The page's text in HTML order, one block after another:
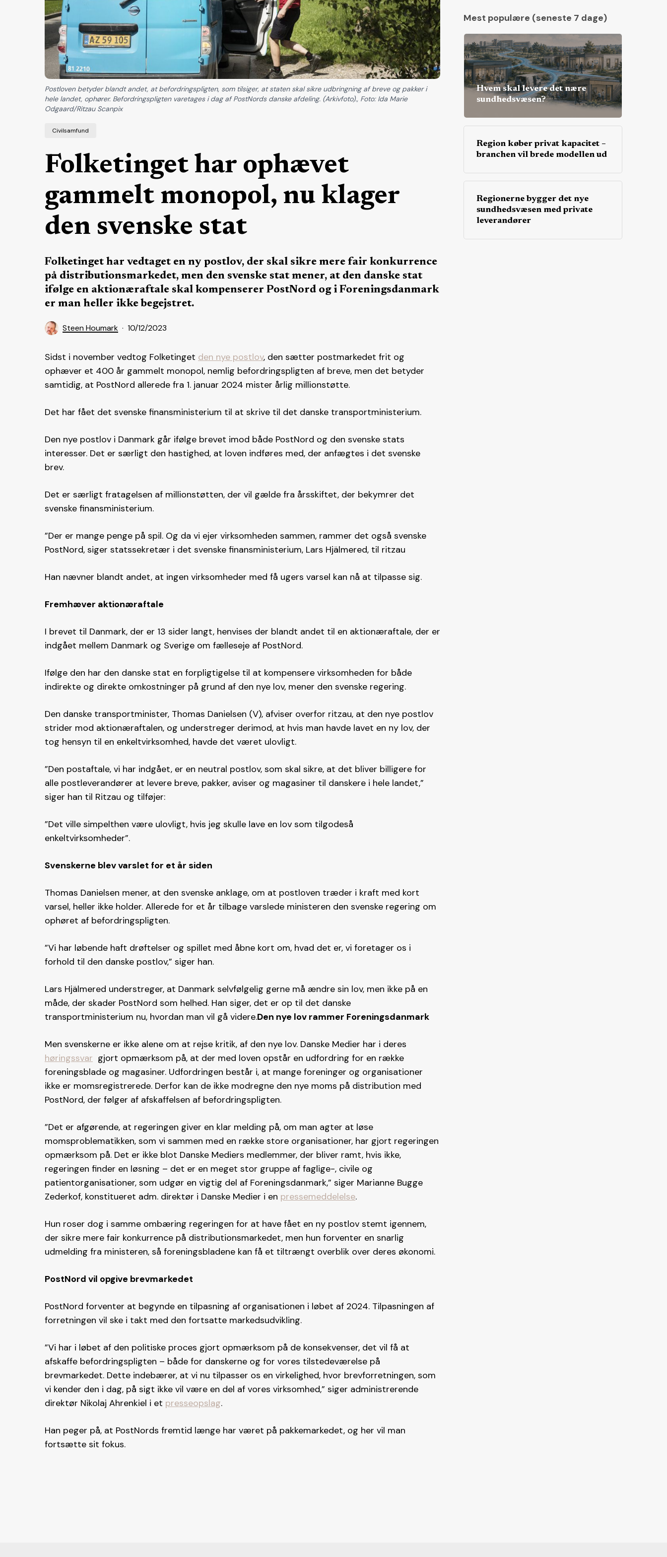
Civilsamfund
Folketinget har ophævet
gammelt monopol, nu klager
den svenske stat
Folketinget har vedtaget en ny postlov, der skal sikre mere fair konkurrence
på distributionsmarkedet, men den svenske stat mener, at den danske stat
ifølge en aktionæraftale skal kompenserer PostNord og i Foreningsdanmark
er man heller ikke begejstret.
Steen Houmark 10/12/2023
Postloven betyder blandt andet, at befordringspligten, som tilsiger, at staten skal sikre udbringning af breve og pakker i
hele landet, ophører. Befordringspligten varetages i dag af PostNords danske afdeling. (Arkivfoto)., Foto: Ida Marie
Odgaard/Ritzau Scanpix
Sidst i november vedtog Folketinget den nye postlov, den sætter postmarkedet frit og
ophæver et 400 år gammelt monopol, nemlig befordringspligten af breve, men det betyder
samtidig, at PostNord allerede fra 1. januar 2024 mister årlig millionstøtte.
Det har fået det svenske finansministerium til at skrive til det danske transportministerium.
Den nye postlov i Danmark går ifølge brevet imod både PostNord og den svenske stats
interesser. Det er særligt den hastighed, at loven indføres med, der anfægtes i det svenske
brev.
Det er særligt fratagelsen af millionstøtten, der vil gælde fra årsskiftet, der bekymrer det
svenske finansministerium.
”Der er mange penge på spil. Og da vi ejer virksomheden sammen, rammer det også svenske
PostNord, siger statssekretær i det svenske finansministerium, Lars Hjälmered, til ritzau
Han nævner blandt andet, at ingen virksomheder med få ugers varsel kan nå at tilpasse sig.
Fremhæver aktionæraftale
I brevet til Danmark, der er 13 sider langt, henvises der blandt andet til en aktionæraftale, der er
indgået mellem Danmark og Sverige om fælleseje af PostNord.
Ifølge den har den danske stat en forpligtigelse til at kompensere virksomheden for både
indirekte og direkte omkostninger på grund af den nye lov, mener den svenske regering.
Den danske transportminister, Thomas Danielsen (V), afviser overfor ritzau, at den nye postlov
strider mod aktionæraftalen, og understreger derimod, at hvis man havde lavet en ny lov, der
tog hensyn til en enkeltvirksomhed, havde det været ulovligt.
”Den postaftale, vi har indgået, er en neutral postlov, som skal sikre, at det bliver billigere for
alle postleverandører at levere breve, pakker, aviser og magasiner til danskere i hele landet,”
siger han til Ritzau og tilføjer:
”Det ville simpelthen være ulovligt, hvis jeg skulle lave en lov som tilgodeså
enkeltvirksomheder”.
Svenskerne blev varslet for et år siden
Thomas Danielsen mener, at den svenske anklage, om at postloven træder i kraft med kort
varsel, heller ikke holder. Allerede for et år tilbage varslede ministeren den svenske regering om
ophøret af befordringspligten.
”Vi har løbende haft drøftelser og spillet med åbne kort om, hvad det er, vi foretager os i
forhold til den danske postlov,” siger han.
Lars Hjälmered understreger, at Danmark selvfølgelig gerne må ændre sin lov, men ikke på en
måde, der skader PostNord som helhed. Han siger, det er op til det danske
transportministerium nu, hvordan man vil gå videre.Den nye lov rammer Foreningsdanmark
Men svenskerne er ikke alene om at rejse kritik, af den nye lov. Danske Medier har i deres
høringssvar gjort opmærksom på, at der med loven opstår en udfordring for en række
foreningsblade og magasiner. Udfordringen består i, at mange foreninger og organisationer
ikke er momsregistrerede. Derfor kan de ikke modregne den nye moms på distribution med
PostNord, der følger af afskaffelsen af befordringspligten.
”Det er afgørende, at regeringen giver en klar melding på, om man agter at løse
momsproblematikken, som vi sammen med en række store organisationer, har gjort regeringen
opmærksom på. Det er ikke blot Danske Mediers medlemmer, der bliver ramt, hvis ikke,
regeringen finder en løsning – det er en meget stor gruppe af faglige-, civile og
patientorganisationer, som udgør en vigtig del af Foreningsdanmark,” siger Marianne Bugge
Zederkof, konstitueret adm. direktør i Danske Medier i en pressemeddelelse.
Hun roser dog i samme ombæring regeringen for at have fået en ny postlov stemt igennem,
der sikre mere fair konkurrence på distributionsmarkedet, men hun forventer en snarlig
udmelding fra ministeren, så foreningsbladene kan få et tiltrængt overblik over deres økonomi.
PostNord vil opgive brevmarkedet
PostNord forventer at begynde en tilpasning af organisationen i løbet af 2024. Tilpasningen af
forretningen vil ske i takt med den fortsatte markedsudvikling.
”Vi har i løbet af den politiske proces gjort opmærksom på de konsekvenser, det vil få at
afskaffe befordringspligten – både for danskerne og for vores tilstedeværelse på
brevmarkedet. Dette indebærer, at vi nu tilpasser os en virkelighed, hvor brevforretningen, som
vi kender den i dag, på sigt ikke vil være en del af vores virksomhed,” siger administrerende
direktør Nikolaj Ahrenkiel i et presseopslag.
Han peger på, at PostNords fremtid længe har været på pakkemarkedet, og her vil man
fortsætte sit fokus.
Mest populære (seneste 7 dage)
Hvem skal levere det nære
sundhedsvæsen?
Region køber privat kapacitet –
branchen vil brede modellen ud
Regionerne bygger det nye
sundhedsvæsen med private
leverandører